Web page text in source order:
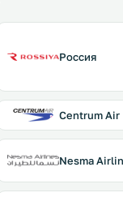
Россия
Centrum Air
Nesma